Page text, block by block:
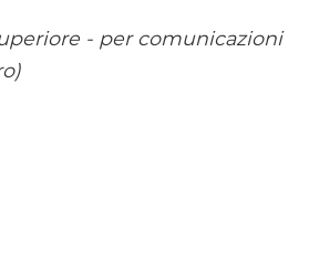
- per comunicazioni